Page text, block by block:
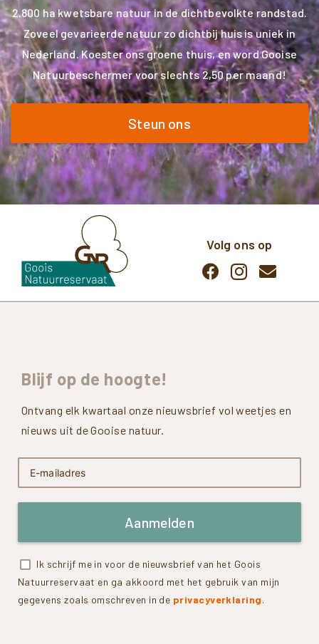
2.800 ha kwetsbare natuur in de dichtbevolkte randstad.
Zoveel gevarieerde natuur zo dichtbij huis is uniek in
Nederland. Koester ons groene thuis, en word Gooise
Natuurbeschermer voor slechts 2,50 per maand!
Steun ons
Volg ons op
Blijf op de hoogte!
Ontvang elk kwartaal onze nieuwsbrief vol weetjes en
nieuws uit de Gooise natuur.
Aanmelden
Ik schrijf me in voor de nieuwsbrief van het Goois
Natuurreservaat en ga akkoord met het gebruik van mijn
gegevens zoals omschreven in de privacyverklaring.